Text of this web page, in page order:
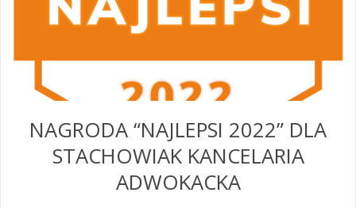
NAGRODA “NAJLEPSI 2022” DLA
STACHOWIAK KANCELARIA
ADWOKACKA